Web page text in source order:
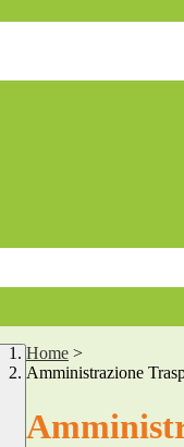
Home >
Amministrazione